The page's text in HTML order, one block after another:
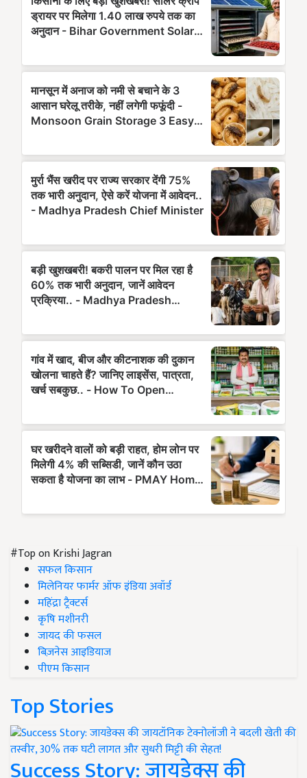
#Top on Krishi Jagran
सफल किसान
मिलेनियर फार्मर ऑफ इंडिया अवॉर्ड
महिंद्रा ट्रैक्टर्स
कृषि मशीनरी
जायद की फसल
बिज़नेस आइडियाज
पीएम किसान
Top Stories